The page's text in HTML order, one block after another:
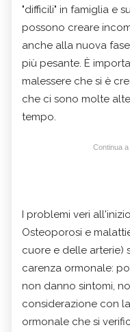
"difficili" in famiglia e
possono creare
anche alla nuova
più pesante. È
malessere che si è
che ci sono molte
tempo.
Continua
I problemi veri
Osteoporosi e
cuore e delle arterie)
carenza ormonale:
non danno sintomi,
considerazione con
ormonale che si